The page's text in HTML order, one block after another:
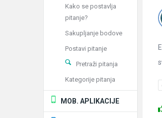
Kako se postavlja
pitanje?
Sakupljanje bodove
Postavi pitanje
Pretraži pitanja
Kategorije pitanja
MOB. APLIKACIJE